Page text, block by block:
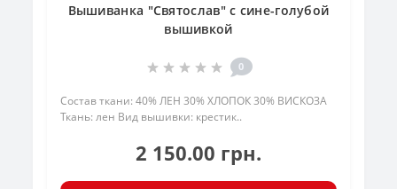
Вышиванка "Святослав" с сине-голубой
вышивкой
0
Состав ткани: 40% ЛЕН 30% ХЛОПОК 30% ВИСКОЗА
Ткань: лен Вид вышивки: крестик..
2 150.00 грн.